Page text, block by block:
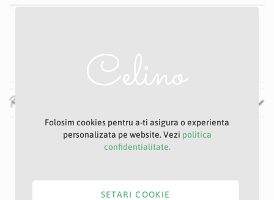
Recenzii
Folosim cookies pentru a-ti asigura o experienta
personalizata pe website. Vezi politica
confidentialitate.
SETARI COOKIE